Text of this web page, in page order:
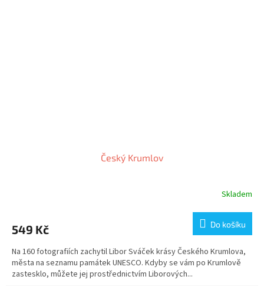
Český Krumlov
Skladem
549 Kč Do košíku
Na 160 fotografiích zachytil Libor Sváček krásy Českého Krumlova,
města na seznamu památek UNESCO. Kdyby se vám po Krumlově
zastesklo, můžete jej prostřednictvím Liborových...